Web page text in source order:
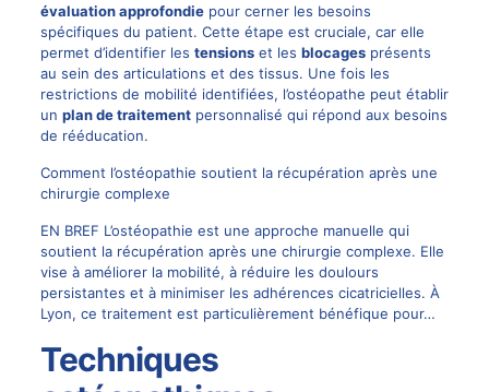
évaluation approfondiepour cerner les besoins
spécifiques du patient. Cette étape est cruciale, car elle
permet d’identifier les tensionset les blocagesprésents
au sein des articulations et des tissus. Une fois les
restrictions de mobilité identifiées, l’ostéopathe peut établir
un plan de traitementpersonnalisé qui répond aux besoins
de rééducation.
Comment l’ostéopathie soutient la récupération après une
chirurgie complexe
EN BREF L’ostéopathie est une approche manuelle qui
soutient la récupération après une chirurgie complexe. Elle
vise à améliorer la mobilité, à réduire les doulours
persistantes et à minimiser les adhérences cicatricielles. À
Lyon, ce traitement est particulièrement bénéfique pour…
Techniques